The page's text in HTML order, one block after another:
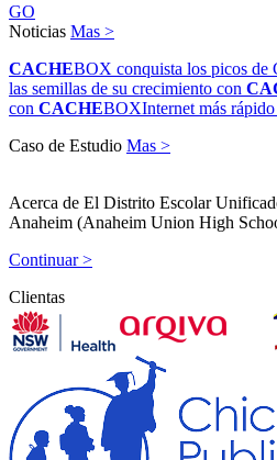
GO
Noticias Mas >
CACHEBOX conquista los picos de
las semillas de su crecimiento con
con CACHEBOXInternet más
Caso de Estudio Mas >
Acerca de El Distrito Escolar
Anaheim (Anaheim Union High
Continuar >
Clientas